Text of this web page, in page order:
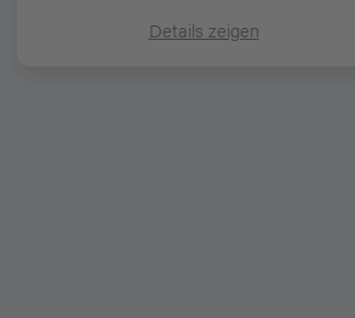
Details zeigen